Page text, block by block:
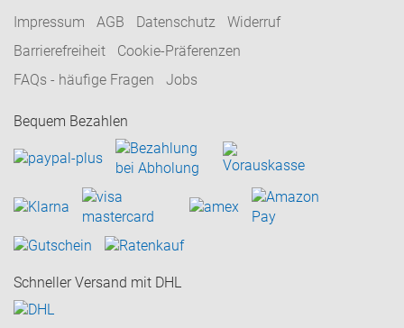
Impressum
AGB Datenschutz
Widerruf
Barrierefreiheit
Cookie-Präferenzen
FAQs - häufige Fragen
Jobs
Bequem Bezahlen
Schneller Versand mit DHL